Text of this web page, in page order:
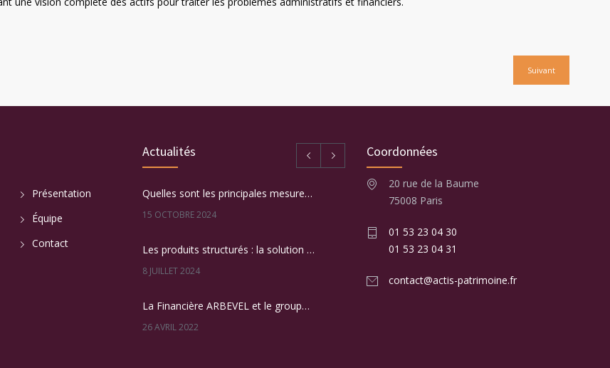
Suivant
Présentation
Équipe
Contact
Actualités
Quelles sont les principales mesures fiscales du PLF 2025 ?
15 OCTOBRE 2024
Les produits structurés : la solution innovante pour booster votre patrimoine !
8 JUILLET 2024
La Financière ARBEVEL et le groupe ACTIS finalisent leur rapprochement
26 AVRIL 2022
Coordonnées
20 rue de la Baume
75008 Paris
01 53 23 04 30
01 53 23 04 31
contact@actis-patrimoine.fr